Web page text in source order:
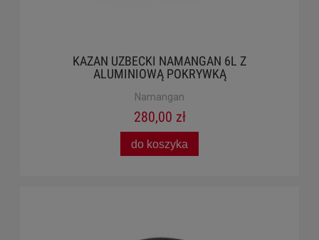
KAZAN UZBECKI NAMANGAN 6L Z
ALUMINIOWĄ POKRYWKĄ
Namangan
280,00 zł
do koszyka